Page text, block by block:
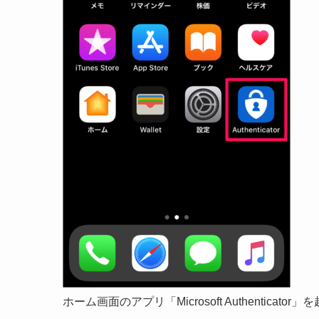
ホーム画面のアプリ「Microsoft Authenticator」を